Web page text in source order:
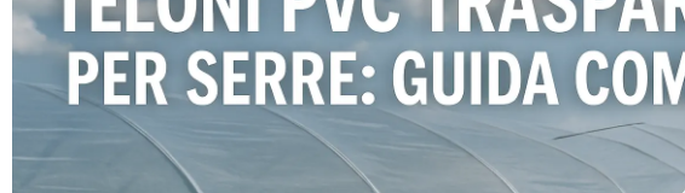
—
Panaro
Teloni,
Altamura